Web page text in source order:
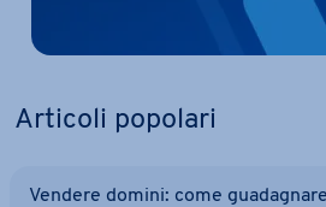
Articoli popolari
Vendere domini: come